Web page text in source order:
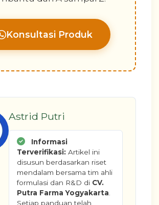
Konsultasi Produk
Astrid Putri
Informasi
Terverifikasi: Artikel ini
disusun berdasarkan riset
mendalam bersama tim ahli
formulasi dan R&D di CV.
Putra Farma Yogyakarta.
Setiap panduan telah